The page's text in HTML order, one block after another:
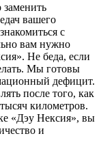
вашего
с
вам нужно
Не беда, если
Мы готовы
дефицит.
после того, как
километров.
«Дэу Нексия», вы
и